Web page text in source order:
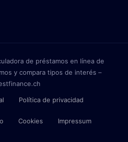
de préstamos en línea de
y compara tipos de interés –
Política de privacidad
Cookies Impressum